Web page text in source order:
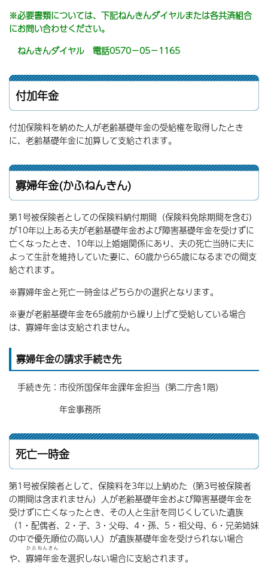
※必要書類については、下記ねんきんダイヤルまたは各共済組合
にお問い合わせください。
ねんきんダイヤル 電話0570－05－1165
付加年金
付加保険料を納めた人が老齢基礎年金の受給権を取得したとき
に、老齢基礎年金に加算して支給されます。
寡婦年金(かふねんきん)
第1号被保険者としての保険料納付期間（保険料免除期間を含む）
が10年以上ある夫が老齢基礎年金および障害基礎年金を受けずに
亡くなったとき、10年以上婚姻関係にあり、夫の死亡当時に夫に
よって生計を維持していた妻に、60歳から65歳になるまでの間支
給されます。
※寡婦年金と死亡一時金はどちらかの選択となります。
※妻が老齢基礎年金を65歳前から繰り上げて受給している場合
は、寡婦年金は支給されません。
寡婦年金の請求手続き先
手続き先：市役所国保年金課年金担当（第二庁舎1階）
年金事務所
死亡一時金
第1号被保険者として、保険料を3年以上納めた（第3号被保険者
の期間は含まれません）人が老齢基礎年金および障害基礎年金を
受けずに亡くなったとき、その人と生計を同じくしていた遺族
（1・配偶者、2・子、3・父母、4・孫、5・祖父母、6・兄弟姉妹
の中で優先順位の高い人）が遺族基礎年金を受けられない場合
や、 寡婦年金
かふねんきん
を選択しない場合に支給されます。